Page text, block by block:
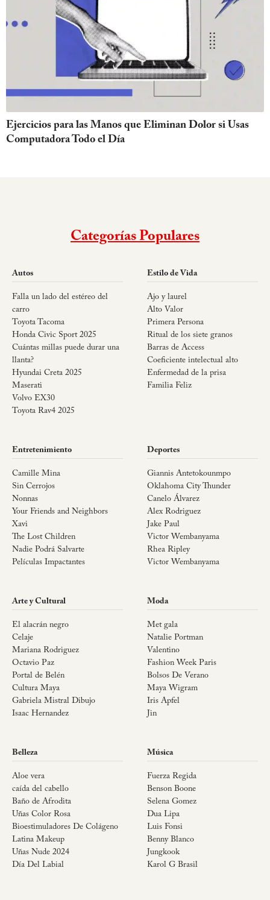
Ejercicios para las Manos que Eliminan Dolor si Usas
Computadora Todo el Día
Categorías Populares
Autos
Falla un lado del estéreo del
carro
Toyota Tacoma
Honda Civic Sport 2025
Cuántas millas puede durar una
llanta?
Hyundai Creta 2025
Maserati
Volvo EX30
Toyota Rav4 2025
Estilo de Vida
Ajo y laurel
Alto Valor
Primera Persona
Ritual de los siete granos
Barras de Access
Coeficiente intelectual alto
Enfermedad de la prisa
Familia Feliz
Entretenimiento
Camille Mina
Sin Cerrojos
Nonnas
Your Friends and Neighbors
Xavi
The Lost Children
Nadie Podrá Salvarte
Películas Impactantes
Deportes
Giannis Antetokounmpo
Oklahoma City Thunder
Canelo Álvarez
Alex Rodriguez
Jake Paul
Victor Wembanyama
Rhea Ripley
Victor Wembanyama
Arte y Cultural
El alacrán negro
Celaje
Mariana Rodriguez
Octavio Paz
Portal de Belén
Cultura Maya
Gabriela Mistral Dibujo
Isaac Hernandez
Moda
Met gala
Natalie Portman
Valentino
Fashion Week Paris
Bolsos De Verano
Maya Wigram
Iris Apfel
Jin
Belleza
Aloe vera
caída del cabello
Baño de Afrodita
Uñas Color Rosa
Bioestimuladores De Colágeno
Latina Makeup
Uñas Nude 2024
Día Del Labial
Música
Fuerza Regida
Benson Boone
Selena Gomez
Dua Lipa
Luis Fonsi
Benny Blanco
Jungkook
Karol G Brasil